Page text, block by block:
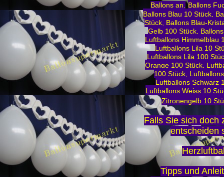
Ballons an. Ballons
Ballons Blau 10 Stück,
Stück Ballons Blau-
Gelb 100 Stück,
Luftballons Himmelblau
Luftballons Lila 10
Luftballons Lila 100
Orange 100 Stück
100 Stück,
Luftballons Schwarz
Luftballons Weiss 10
Zitronengelb 10
Falls Sie sich doch
entscheiden
Tipps und